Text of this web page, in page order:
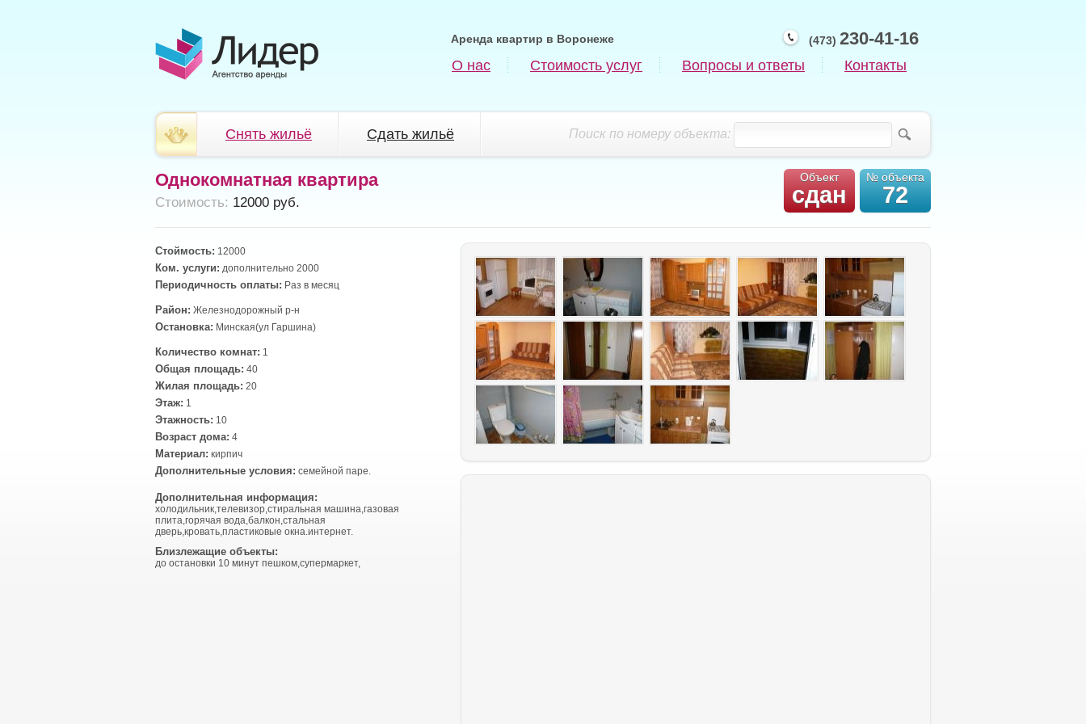
(473) 230-41-16
Аренда квартир в Воронеже
О нас Стоимость услуг Вопросы и ответы Контакты
Поиск по номеру объекта:
Снять жильё Сдать жильё
Объект
сдан
№ объекта
72
Однокомнатная квартира
Cтоимость: 12000 руб.
Стоймость: 12000
Ком. услуги: дополнительно 2000
Периодичность оплаты: Раз в месяц
Район: Железнодорожный р-н
Остановка: Минская(ул Гаршина)
Количество комнат: 1
Общая площадь: 40
Жилая площадь: 20
Этаж: 1
Этажность: 10
Возраст дома: 4
Материал: кирпич
Дополнительные условия: семейной паре.
Дополнительная информация:
холодильник,телевизор,стиральная машина,газовая
плита,горячая вода,балкон,стальная
дверь,кровать,пластиковые окна.интернет.
Близлежащие объекты:
до остановки 10 минут пешком,супермаркет,